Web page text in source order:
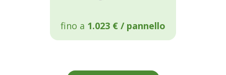
fino a 1.023 € / pannello